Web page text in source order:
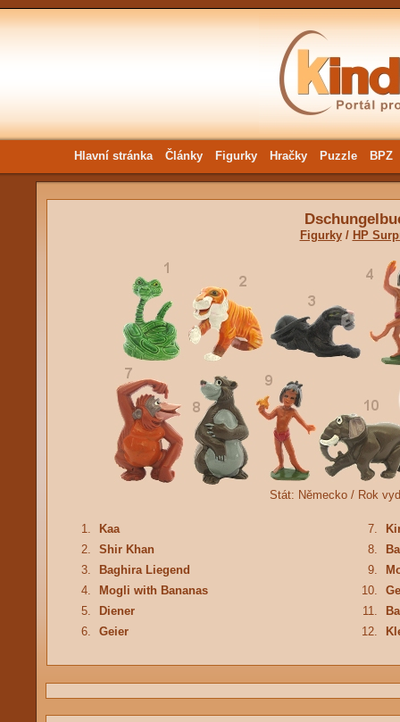
Hlavní stránka Články Figurky Hračky Puzzle BPZ
Figurky/ HP
Stát: Německo / Rok
1. Kaa 7.
2.
Shir Khan 8.
3.
Baghira Liegend 9.
4.
Mogli with Bananas 10.
5.
Diener 11.
6.
Geier 12.